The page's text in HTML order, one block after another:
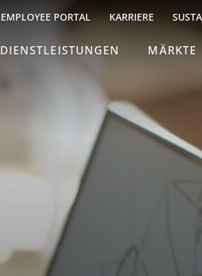
EMPLOYEE PORTAL KARRIERE
DIENSTLEISTUNGEN MÄRKTE